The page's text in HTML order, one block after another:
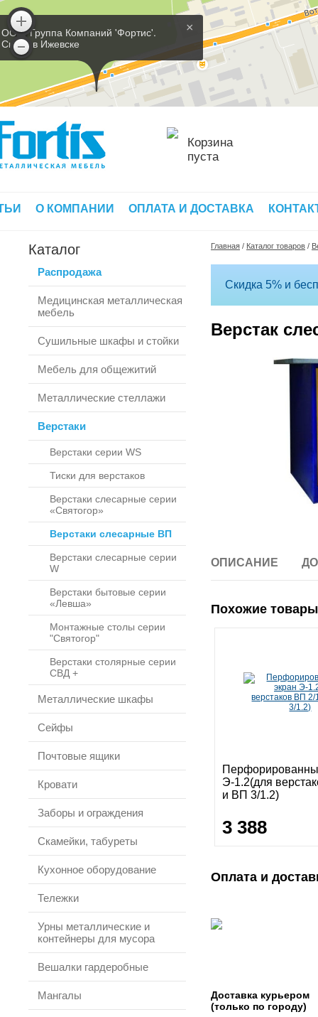
×
ООО 'Группа Компаний 'Фортис'.
Склад в Ижевске
Корзина
пуста
О КОМПАНИИ ОПЛАТА И ДОСТАВКА
Каталог
Распродажа
Медицинская металлическая
мебель
Сушильные шкафы и стойки
Мебель для общежитий
Металлические стеллажи
Верстаки
Верстаки серии WS
Тиски для верстаков
Верстаки слесарные серии
«Святогор»
Верстаки слесарные ВП
Верстаки слесарные серии
W
Верстаки бытовые серии
«Левша»
Монтажные столы серии
"Святогор"
Верстаки столярные серии
СВД +
Металлические шкафы
Сейфы
Почтовые ящики
Кровати
Заборы и ограждения
Скамейки, табуреты
Кухонное оборудование
Тележки
Урны металлические и
контейнеры для мусора
Вешалки гардеробные
Мангалы
Главная / Каталог товаров /
Скидка 5% и
Верстак
ОПИСАНИЕ
Похожие
Э-1.2(для
и ВП 3/1.2)
3 388
Оплата и
Доставка курьером
(только по городу)